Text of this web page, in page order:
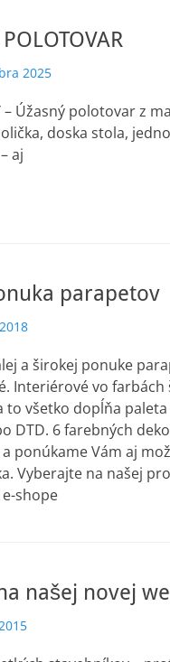
POLOTOVAR
2025
– Úžasný polotovar z
doska stola,
aj
parapetov
a širokej ponuke
Interiérové vo
to všetko dopĺňa
DTD. 6 farebných
ponúkame Vám aj
Vyberajte na našej
shope
našej novej